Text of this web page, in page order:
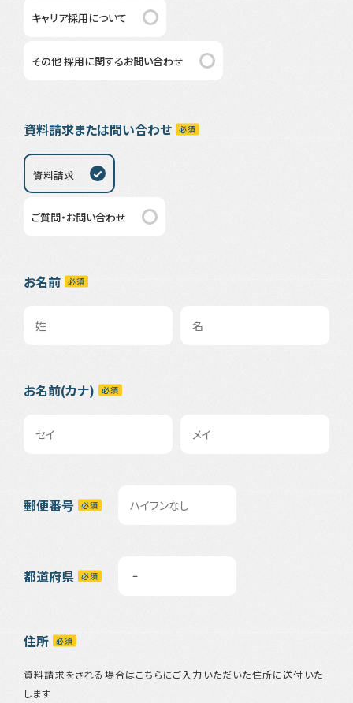
キャリア採用について
その他 採用に関するお問い合わせ
資料請求または問い合わせ
資料請求
ご質問・お問い合わせ
お名前
お名前(カナ)
郵便番号
都道府県
住所
資料請求をされる場合はこちらにご入力いただいた住所に送付いた
します